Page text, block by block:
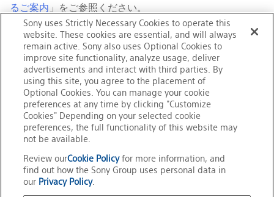
るご案内 」をご参照ください。
このたびご提供いただくお客様の個人情報について、照会、修
正、消去、または利用停止を希望される場合は、上記窓口にご
連絡ください（消去および利用停止をされた場合は、利用目的
に基づく対応〔本件のお問い合わせ・上記に記載したお客様へ
の対応、およびアフターサービス〕ができない場合がございま
す）。
14さいまでのおきゃくさまは、ほごしゃのかたといっしょに、
おといあわせください。
Sony uses Strictly Necessary Cookies to operate this
website. These cookies are essential, and will always
remain active. Sony also uses Optional Cookies to
improve site functionality, analyze usage, deliver
advertisements and interact with third parties. By
using this site, you agree to the placement of
Optional Cookies. You can manage your cookie
preferences at any time by clicking "Customize
Cookies" Depending on your selected cookie
preferences, the full functionality of this website may
not be available.
Review ourCookie Policyfor more information, and
find out how the Sony Group uses personal data in
our Privacy Policy.